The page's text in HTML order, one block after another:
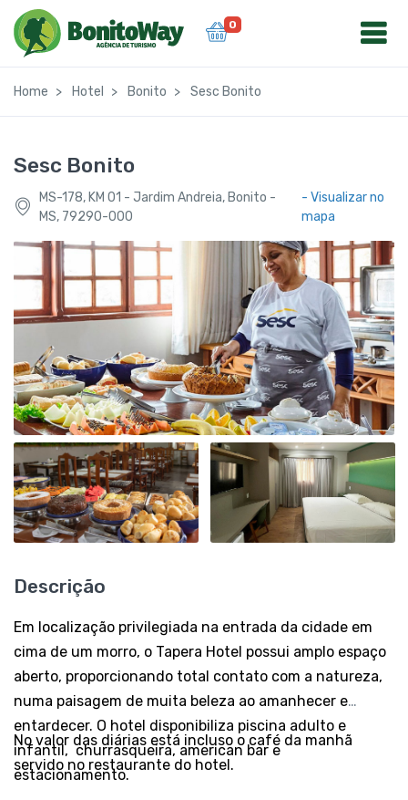
0
Home Hotel Bonito Sesc Bonito
Sesc Bonito
MS-178, KM 01 - Jardim Andreia, Bonito -
MS, 79290-000
- Visualizar no
mapa
Descrição
Em localização privilegiada na entrada da cidade em
cima de um morro, o Tapera Hotel possui amplo espaço
aberto, proporcionando total contato com a natureza,
numa paisagem de muita beleza ao amanhecer e
entardecer. O hotel disponibiliza piscina adulto e
infantil, churrasqueira, american bar e
estacionamento.
No valor das diárias está incluso o café da manhã
servido no restaurante do hotel.